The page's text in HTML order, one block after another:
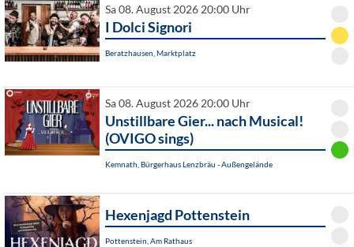
Sa 08. August 2026 20:00 Uhr
I Dolci Signori
Beratzhausen, Marktplatz
Sa 08. August 2026 20:00 Uhr
Unstillbare Gier... nach Musical!
(OVIGO sings)
Kemnath, Bürgerhaus Lenzbräu - Außengelände
Hexenjagd Pottenstein
Pottenstein, Am Rathaus